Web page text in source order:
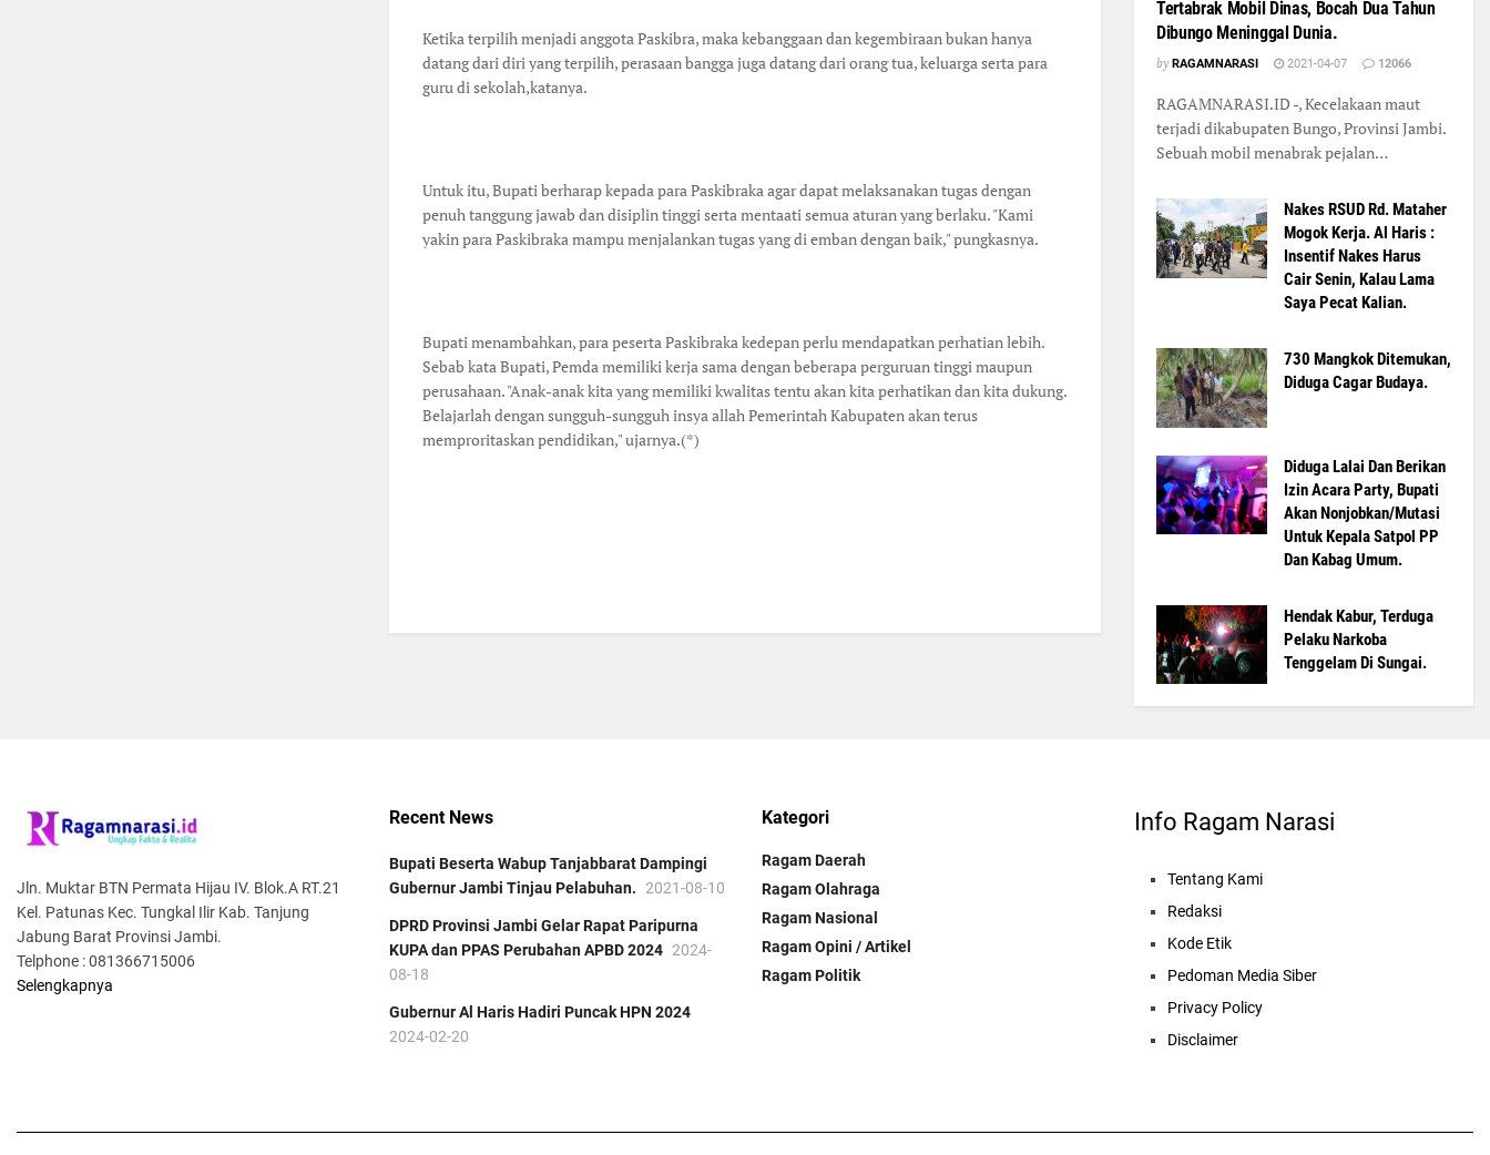
Ketika terpilih menjadi anggota Paskibra, maka kebanggaan dan kegembiraan bukan hanya
datang dari diri yang terpilih, perasaan bangga juga datang dari orang tua, keluarga serta para
guru di sekolah,katanya.
Untuk itu, Bupati berharap kepada para Paskibraka agar dapat melaksanakan tugas dengan
penuh tanggung jawab dan disiplin tinggi serta mentaati semua aturan yang berlaku. "Kami
yakin para Paskibraka mampu menjalankan tugas yang di emban dengan baik," pungkasnya.
Bupati menambahkan, para peserta Paskibraka kedepan perlu mendapatkan perhatian lebih.
Sebab kata Bupati, Pemda memiliki kerja sama dengan beberapa perguruan tinggi maupun
perusahaan. "Anak-anak kita yang memiliki kwalitas tentu akan kita perhatikan dan kita dukung.
Belajarlah dengan sungguh-sungguh insya allah Pemerintah Kabupaten akan terus
memproritaskan pendidikan," ujarnya.(*)
Tertabrak Mobil Dinas, Bocah Dua Tahun
Dibungo Meninggal Dunia.
by RAGAMNARASI 2021-04-07 12066
RAGAMNARASI.ID -, Kecelakaan maut
terjadi dikabupaten Bungo, Provinsi Jambi.
Sebuah mobil menabrak pejalan…
Nakes RSUD Rd. Mataher
Mogok Kerja. Al Haris :
Insentif Nakes Harus
Cair Senin, Kalau Lama
Saya Pecat Kalian.
730 Mangkok Ditemukan,
Diduga Cagar Budaya.
Diduga Lalai Dan Berikan
Izin Acara Party, Bupati
Akan Nonjobkan/Mutasi
Untuk Kepala Satpol PP
Dan Kabag Umum.
Hendak Kabur, Terduga
Pelaku Narkoba
Tenggelam Di Sungai.
Jln. Muktar BTN Permata Hijau IV. Blok.A RT.21
Kel. Patunas Kec. Tungkal Ilir Kab. Tanjung
Jabung Barat Provinsi Jambi.
Telphone : 081366715006
Selengkapnya
Recent News
Bupati Beserta Wabup Tanjabbarat Dampingi
Gubernur Jambi Tinjau Pelabuhan. 2021-08-10
DPRD Provinsi Jambi Gelar Rapat Paripurna
KUPA dan PPAS Perubahan APBD 2024 2024-
08-18
Gubernur Al Haris Hadiri Puncak HPN 2024
2024-02-20
Kategori
Ragam Daerah
Ragam Olahraga
Ragam Nasional
Ragam Opini / Artikel
Ragam Politik
Info Ragam Narasi
Tentang Kami
Redaksi
Kode Etik
Pedoman Media Siber
Privacy Policy
Disclaimer